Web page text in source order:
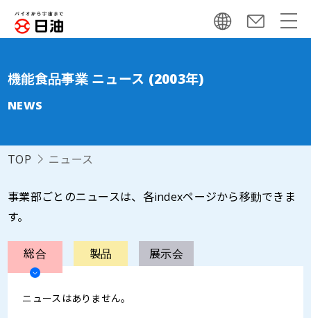
機能食品事業 ニュース (2003年)
NEWS
TOP ニュース
事業部ごとのニュースは、各indexページから移動できま
す。
総合 製品 展示会
ニュースはありません。